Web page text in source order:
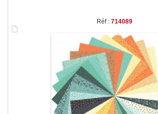
Réf : 714089